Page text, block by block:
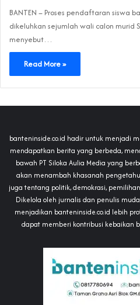
BANTEN – Proses pendaftaran siswa
dikeluhkan sejumlah wali calon murid
menyebut…
Read More »
banteninside.co.id hadir untuk menjadi
mendapatkan berita yang berbeda,
bawah PT Siloka Aulia Media yang
akan menambah khasanah
juga tentang politik, demokrasi,
Dikelola oleh jurnalis dan penulis
menjadikan banteninside.co.id lebih
dapat memberi kontribusi kebaikan